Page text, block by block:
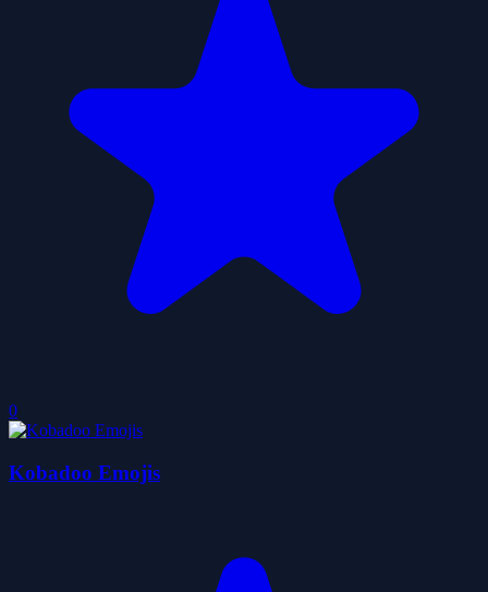
0
Kobadoo Emojis